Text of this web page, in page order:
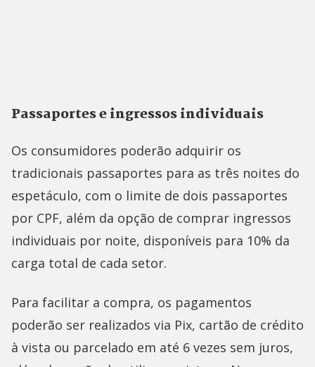
Passaportes e ingressos individuais
Os consumidores poderão adquirir os
tradicionais passaportes para as três noites do
espetáculo, com o limite de dois passaportes
por CPF, além da opção de comprar ingressos
individuais por noite, disponíveis para 10% da
carga total de cada setor.
Para facilitar a compra, os pagamentos
poderão ser realizados via Pix, cartão de crédito
à vista ou parcelado em até 6 vezes sem juros,